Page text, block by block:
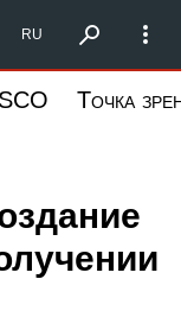
Запад
RU
Точка